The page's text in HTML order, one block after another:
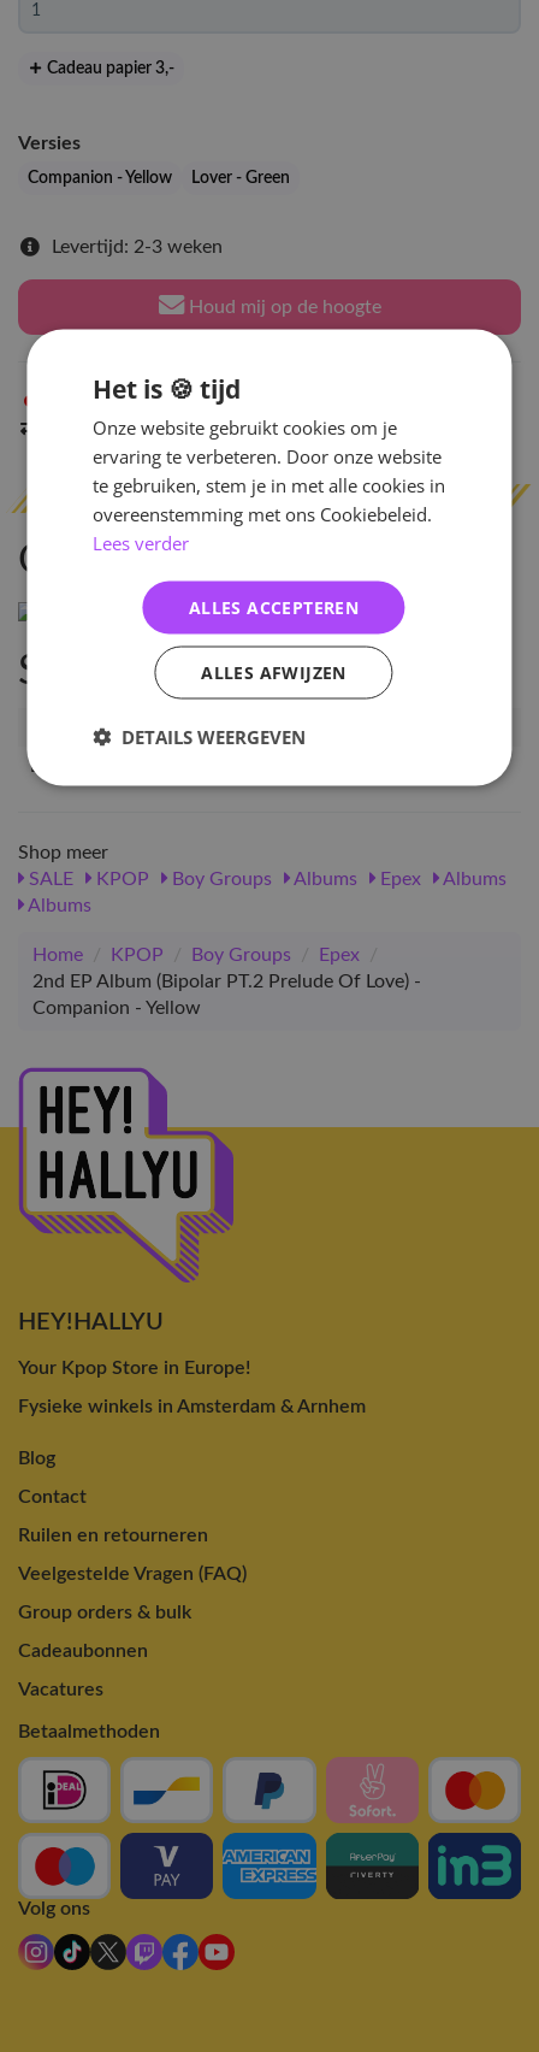
Cadeau papier 3,-
Versies
Companion - Yellow Lover - Green
Levertijd: 2-3 weken
Houd mij op de hoogte
Niet op voorraad
in Arnhem
Indien op voorraadbinnen 2 werkdagenverzonden
Omschrijving
Specificaties
Artikelnummer
22690
EAN nummer
Shop meer
SALE
KPOP Boy Groups Albums Epex
Albums
Albums
Home / KPOP / Boy Groups / Epex
/
2nd EP Album (Bipolar PT.2 Prelude Of Love) -
Companion - Yellow
HEY!HALLYU
Your Kpop Store in Europe!
Fysieke winkels in Amsterdam & Arnhem
Blog
Contact
Ruilen en retourneren
Veelgestelde Vragen (FAQ)
Group orders & bulk
Cadeaubonnen
Vacatures
Betaalmethoden
Volg ons
Het is 🍪 tijd
Onze website gebruikt cookies om je
ervaring te verbeteren. Door onze website
te gebruiken, stem je in met alle cookies in
overeenstemming met ons Cookiebeleid.
Lees verder
ALLES ACCEPTEREN
ALLES AFWIJZEN
DETAILS WEERGEVEN